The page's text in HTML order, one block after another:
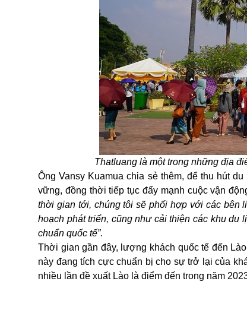
Thatluang là một trong những địa
Ông Vansy Kuamua chia sẻ thêm, để thu hút
vững, đồng thời tiếp tục đẩy mạnh cuộc vận
thời gian tới, chúng tôi sẽ phối hợp với các bên
hoạch phát triển, cũng như cải thiện các khu du
chuẩn quốc tế”.
Thời gian gần đây, lượng khách quốc tế đến
này đang tích cực chuẩn bị cho sự trở lại của
nhiều lần đề xuất Lào là điểm đến trong năm